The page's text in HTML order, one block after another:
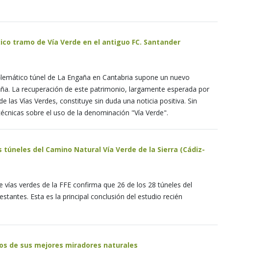
tramo de Vía Verde en el antiguo FC. Santander
túnel de La Engaña en Cantabria supone un nuevo
La recuperación de este patrimonio, largamente esperada por
las Vías Verdes, constituye sin duda una noticia positiva. Sin
sobre el uso de la denominación "Vía Verde".
del Camino Natural Vía Verde de la Sierra (Cádiz-
verdes de la FFE confirma que 26 de los 28 túneles del
Esta es la principal conclusión del estudio recién
de sus mejores miradores naturales